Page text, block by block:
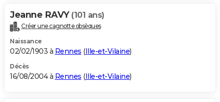
Jeanne RAVY (101 ans)
Créer une cagnotte obsèques
Naissance
02/02/1903 à Rennes (Ille-et-Vilaine)
Décès
16/08/2004 à Rennes (Ille-et-Vilaine)